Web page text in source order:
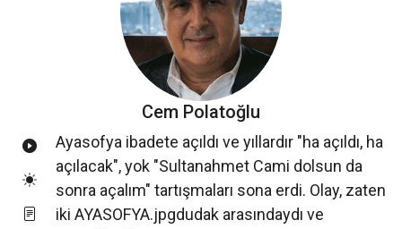
Cem Polatoğlu
Ayasofya ibadete açıldı ve yıllardır "ha açıldı, ha
açılacak", yok "Sultanahmet Cami dolsun da
sonra açalım" tartışmaları sona erdi. Olay, zaten
iki AYASOFYA.jpgdudak arasındaydı ve